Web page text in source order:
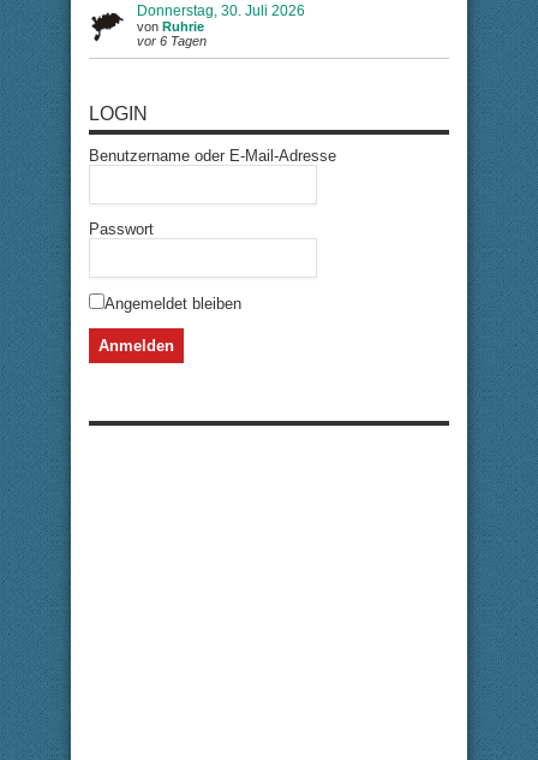
Donnerstag, 30. Juli 2026
von Ruhrie
vor 6 Tagen
LOGIN
Benutzername oder E-Mail-Adresse
Passwort
Angemeldet bleiben